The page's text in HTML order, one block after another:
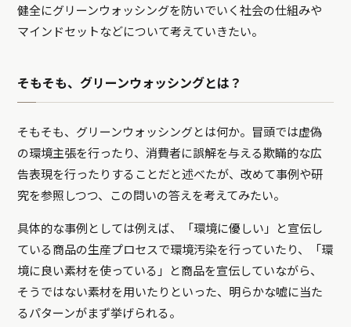
健全にグリーンウォッシングを防いでいく社会の仕組みや
マインドセットなどについて考えていきたい。
そもそも、グリーンウォッシングとは？
そもそも、グリーンウォッシングとは何か。冒頭では虚偽
の環境主張を行ったり、消費者に誤解を与える欺瞞的な広
告表現を行ったりすることだと述べたが、改めて事例や研
究を参照しつつ、この問いの答えを考えてみたい。
具体的な事例としては例えば、「環境に優しい」と宣伝し
ている商品の生産プロセスで環境汚染を行っていたり、「環
境に良い素材を使っている」と商品を宣伝していながら、
そうではない素材を用いたりといった、明らかな嘘に当た
るパターンがまず挙げられる。